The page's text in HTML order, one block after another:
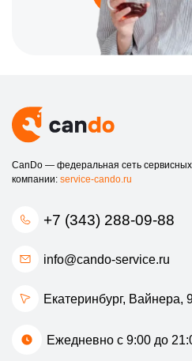
только проверенные методы и
качества и безопасности вашего
Как связаться и заказать
288-09-88 или посетите наш
готовы предложить вам
вернуть ваш квадрокоптер к
Выбирая наш сервис, вы
профессионализм и качество. Мы
новый.
квадрокоптера профессионалам!
CanDo — федеральная сеть
компании: service-cando.ru
+7 (343) 288-09-88
info@cando-service.ru
Екатеринбург, ​Вайнера,
Ежедневно с 9:00 до